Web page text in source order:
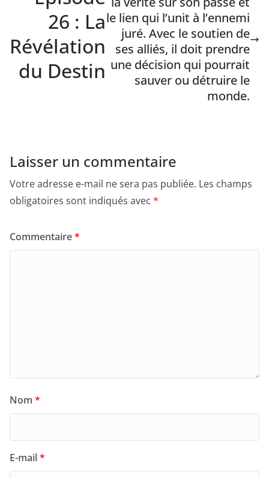
26 : La
Révélation
du Destin
le lien qui l’unit à l’ennemi
juré. Avec le soutien de
ses alliés, il doit prendre
une décision qui pourrait
sauver ou détruire le
monde.
Laisser un commentaire
Votre adresse e-mail ne sera pas publiée. Les champs
obligatoires sont indiqués avec *
Commentaire*
Nom *
E-mail*